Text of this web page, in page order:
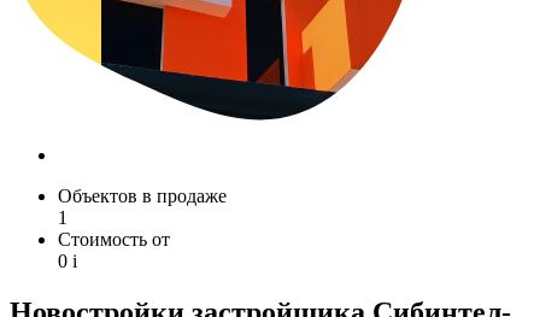
Объектов в продаже
1
Стоимость от
0 i